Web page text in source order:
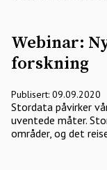
Webinar:
forskning
Publisert: 09.09.2020
Stordata påvirker
uventede måter.
områder, og det